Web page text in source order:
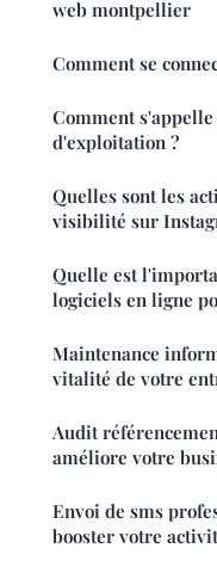
web montpellier
Comment se
Comment
d'exploitation ?
Quelles sont les
visibilité sur
Quelle est
logiciels en ligne
Maintenance
vitalité de votre
Audit
améliore votre
Envoi de sms
booster votre